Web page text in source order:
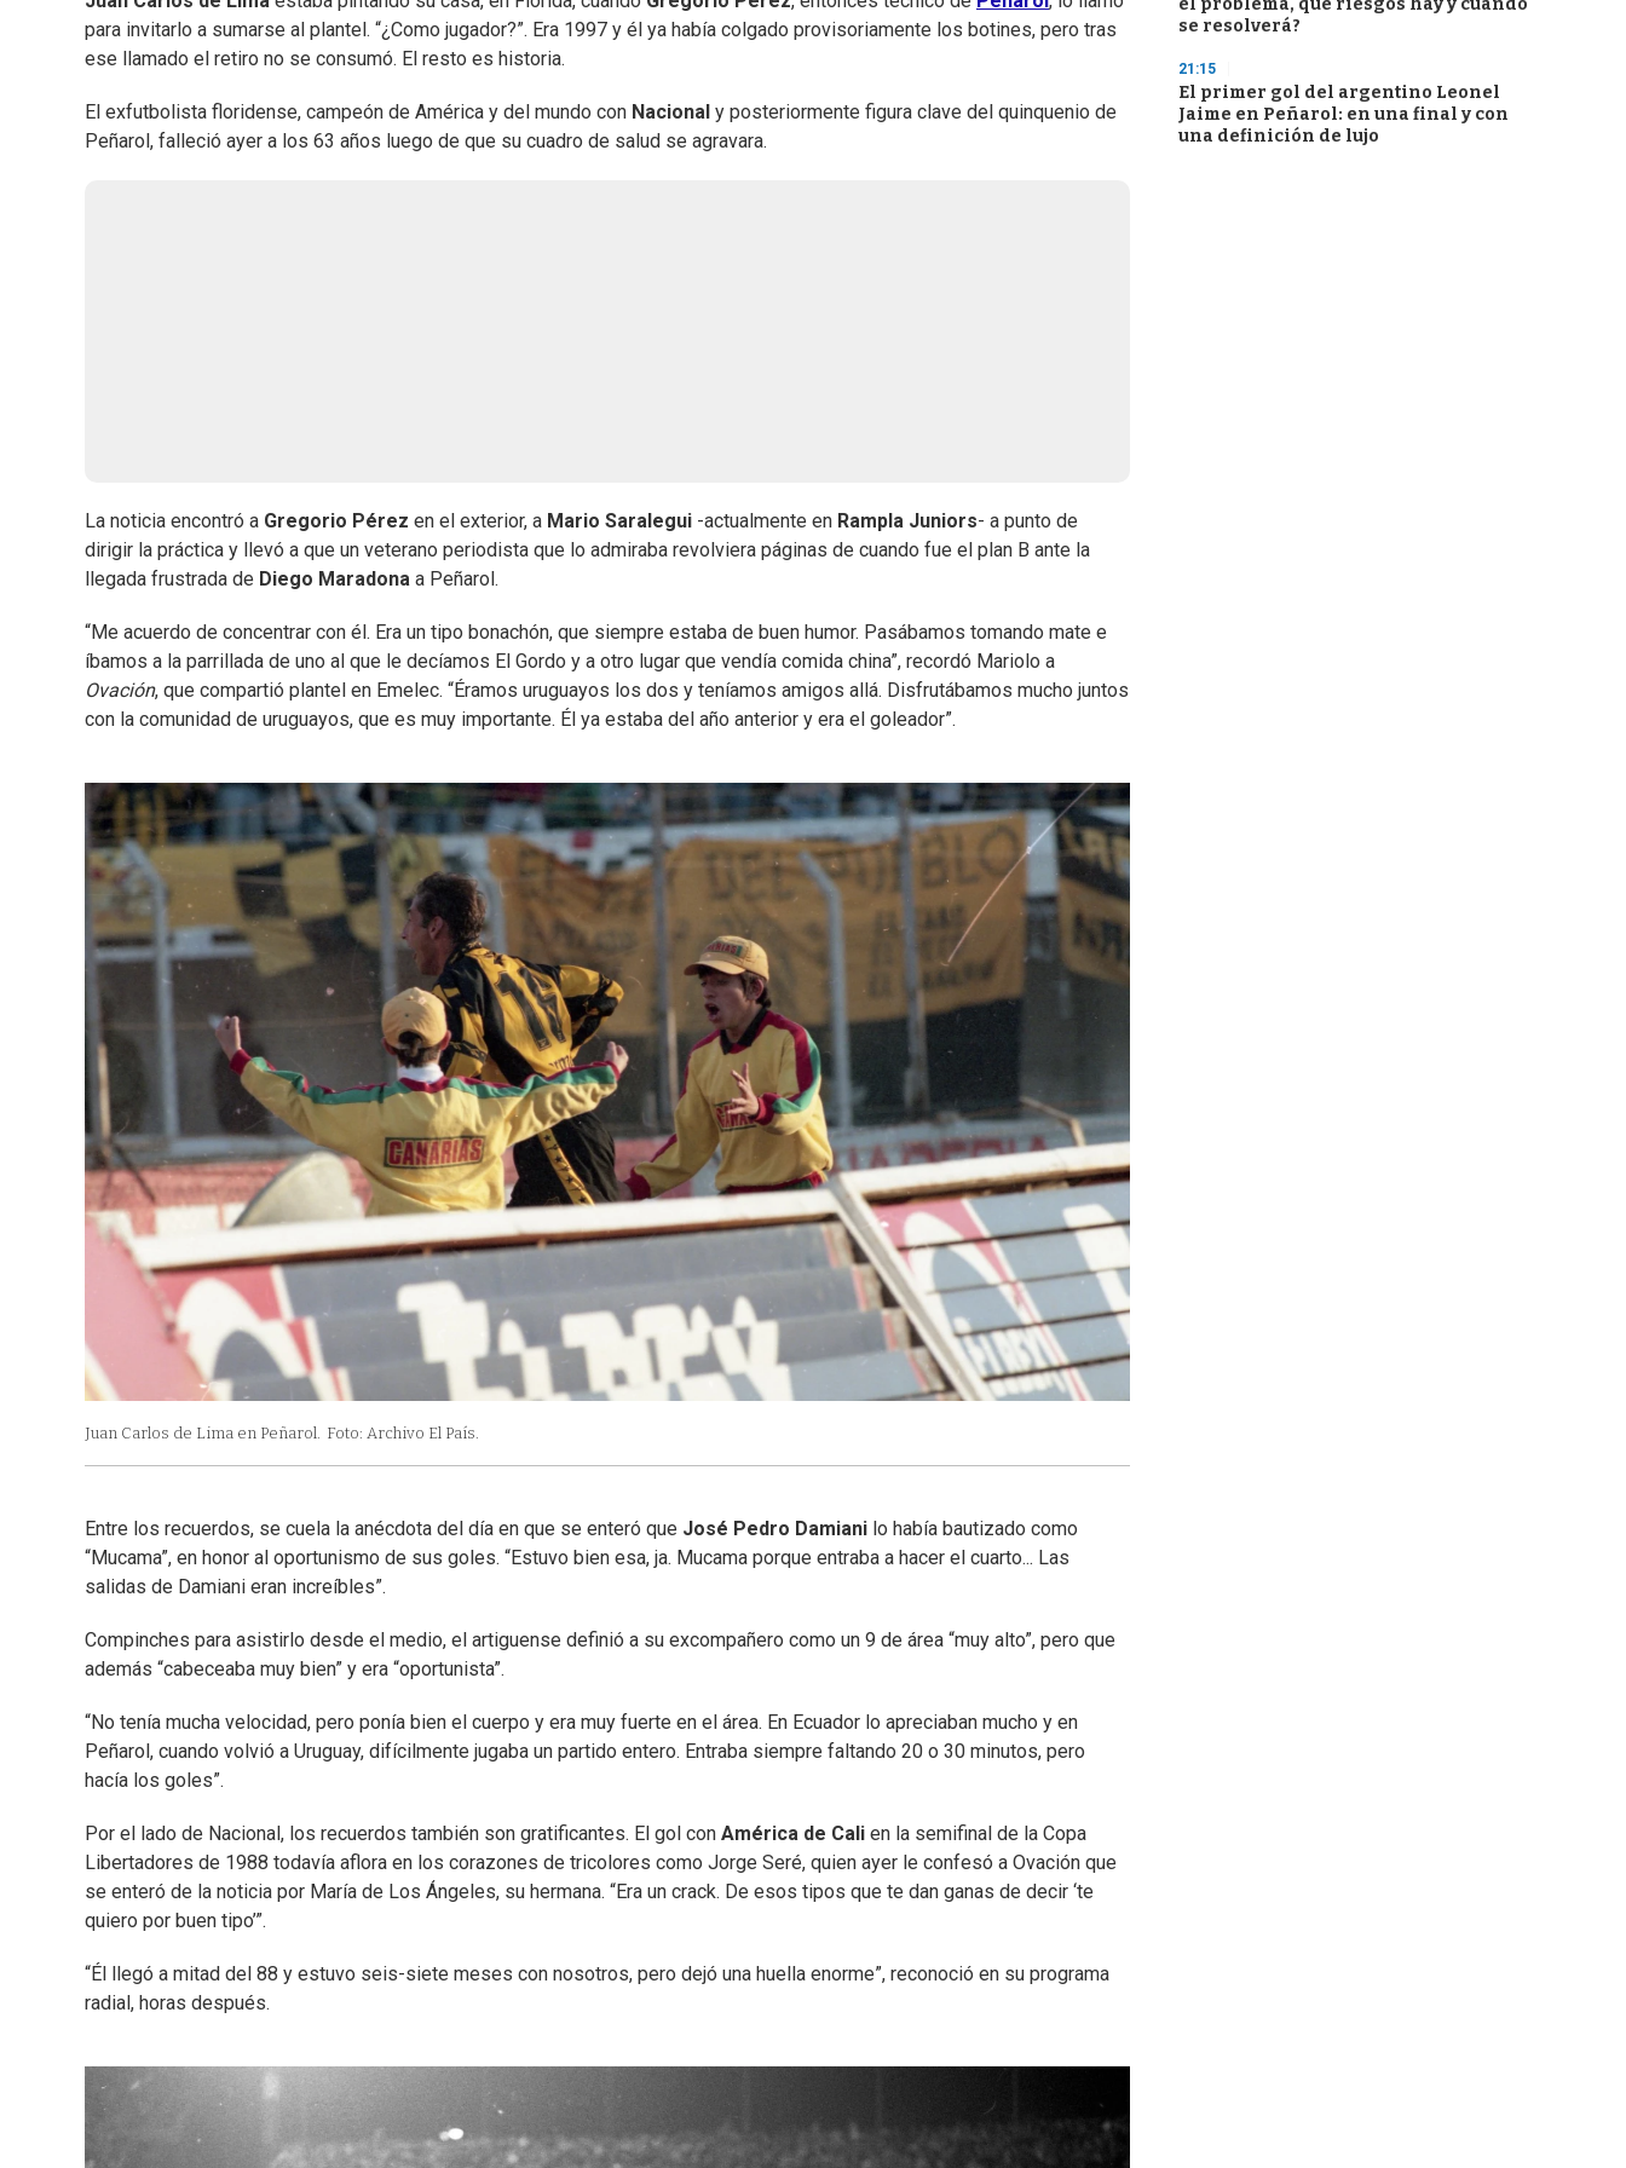
para invitarlo a sumarse al plantel. “¿Como jugador?”. Era 1997 y él ya había colgado provisoriamente los botines, pero tras
ese llamado el retiro no se consumó. El resto es historia.
El exfutbolista floridense, campeón de América y del mundo con Nacional y posteriormente figura clave del quinquenio de
Peñarol, falleció ayer a los 63 años luego de que su cuadro de salud se agravara.
La noticia encontró a Gregorio Pérez en el exterior, a Mario Saralegui -actualmente en Rampla Juniors- a punto de
dirigir la práctica y llevó a que un veterano periodista que lo admiraba revolviera páginas de cuando fue el plan B ante la
llegada frustrada de Diego Maradona a Peñarol.
“Me acuerdo de concentrar con él. Era un tipo bonachón, que siempre estaba de buen humor. Pasábamos tomando mate e
íbamos a la parrillada de uno al que le decíamos El Gordo y a otro lugar que vendía comida china”, recordó Mariolo a
Ovación, que compartió plantel en Emelec. “Éramos uruguayos los dos y teníamos amigos allá. Disfrutábamos mucho juntos
con la comunidad de uruguayos, que es muy importante. Él ya estaba del año anterior y era el goleador”.
Juan Carlos de Lima en Peñarol. Foto: Archivo El País.
Entre los recuerdos, se cuela la anécdota del día en que se enteró que José Pedro Damiani lo había bautizado como
“Mucama”, en honor al oportunismo de sus goles. “Estuvo bien esa, ja. Mucama porque entraba a hacer el cuarto... Las
salidas de Damiani eran increíbles”.
Compinches para asistirlo desde el medio, el artiguense definió a su excompañero como un 9 de área “muy alto”, pero que
además “cabeceaba muy bien” y era “oportunista”.
“No tenía mucha velocidad, pero ponía bien el cuerpo y era muy fuerte en el área. En Ecuador lo apreciaban mucho y en
Peñarol, cuando volvió a Uruguay, difícilmente jugaba un partido entero. Entraba siempre faltando 20 o 30 minutos, pero
hacía los goles”.
Por el lado de Nacional, los recuerdos también son gratificantes. El gol con América de Cali en la semifinal de la Copa
Libertadores de 1988 todavía aflora en los corazones de tricolores como Jorge Seré, quien ayer le confesó a Ovación que
se enteró de la noticia por María de Los Ángeles, su hermana. “Era un crack. De esos tipos que te dan ganas de decir ‘te
quiero por buen tipo’”.
“Él llegó a mitad del 88 y estuvo seis-siete meses con nosotros, pero dejó una huella enorme”, reconoció en su programa
radial, horas después.
el problema, qué riesgos hay y cuándo
se resolverá?
21:15
El primer gol del argentino Leonel
Jaime en Peñarol: en una final y con
una definición de lujo